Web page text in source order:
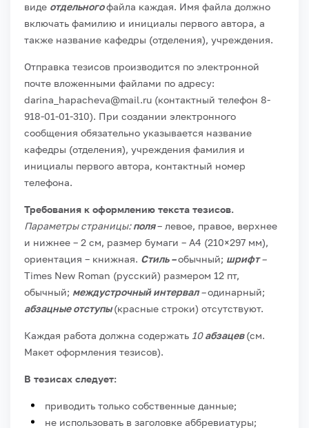
виде отдельногофайла каждая. Имя файла должно
включать фамилию и инициалы первого автора, а
также название кафедры (отделения), учреждения.
Отправка тезисов производится по электронной
почте вложенными файлами по адресу:
darina hapacheva@mail.ru (контактный телефон 8-
918-01-01-310). При создании электронного
сообщения обязательно указывается название
кафедры (отделения), учреждения фамилия и
инициалы первого автора, контактный номер
телефона.
Требования к оформлению текста тезисов.
Параметры страницы:поля– левое, правое, верхнее
и нижнее – 2 см, размер бумаги – А4 (210×297 мм),
ориентация – книжная. Стиль –обычный; шрифт–
Times New Roman (русский) размером 12 пт,
обычный; междустрочный интервал–одинарный;
абзацные отступы(красные строки) отсутствуют.
Каждая работа должна содержать 10абзацев(см.
Макет оформления тезисов).
В тезисах следует:
приводить только собственные данные;
не использовать в заголовке аббревиатуры;